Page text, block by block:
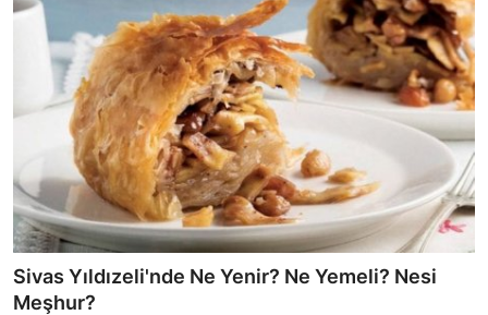
Temel Gıda ve Ürün Rehberleri
İçecek Kültürü & Barista
Yöresel Tarifler & Ev Yemekleri
Gıda Güvenliği & Sağlık
İçecek Kültürü & Rehberleri
Popüler Kültür & Mutfak Tarihi
Mutfak Temizliği & Pratik Bilgiler
Sivas Yıldızeli'nde Ne Yenir? Ne Yemeli? Nesi
Meşhur?